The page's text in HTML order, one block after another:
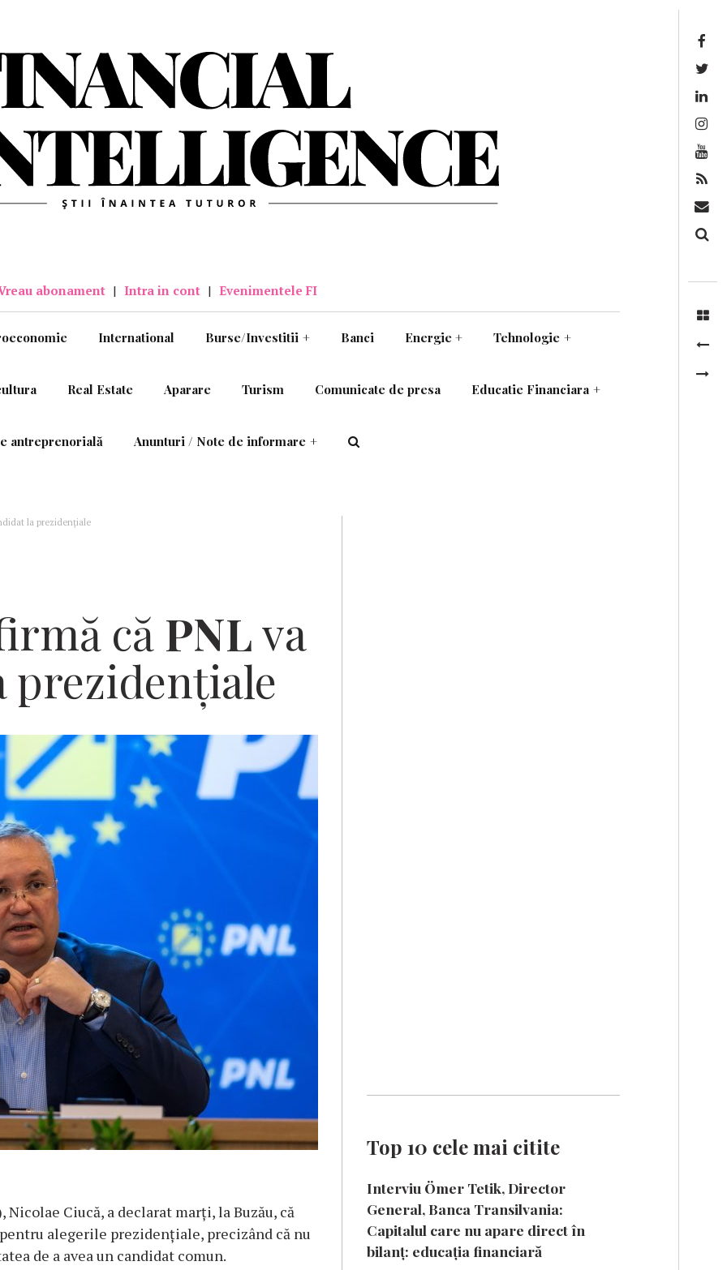
abonament | Intra in cont | Evenimentele FI
International Burse/Investitii + Banci Energie + Tehnologie +
Real Estate Aparare Turism Comunicate de presa Educatie Financiara +
antreprenorială Anunturi / Note de informare +
la prezidenţiale
că PNLva
prezidenţiale
Ciucă, a declarat marţi, la Buzău, că
alegerile prezidenţiale, precizând că nu
de a avea un candidat comun.
Top 10 cele mai citite
Interviu Ömer Tetik, Director
General, Banca Transilvania:
Capitalul care nu apare direct în
bilanț: educația financiară